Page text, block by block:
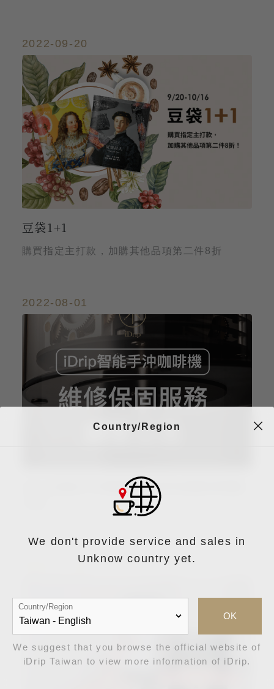
2022-09-20
豆袋1+1
購買指定主打款，加購其他品項第二件8折
2022-08-01
iDrip智能手沖咖啡機維修保固服務異動
2022-07-28
Country/Region
We don't provide service and sales in
Unknow country yet.
Country/Region
OK
We suggest that you browse the official website of
iDrip Taiwan to view more information of iDrip.